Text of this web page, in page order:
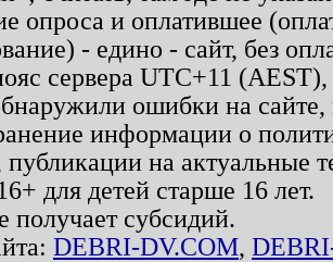
опроса и оплатившее
- едино - сайт, без
сервера UTC+11
ошибки на
информации о
публикации на актуальные
для детей старше 16 лет.
субсидий.
DEBRI-DV.COM,